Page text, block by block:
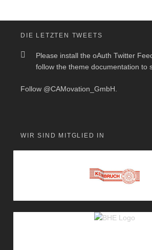
DIE LETZTEN TWEETS
Please install the oAuth Twitter
follow the theme documentation to
Follow @CAMovation_GmbH
WIR SIND MITGLIED IN